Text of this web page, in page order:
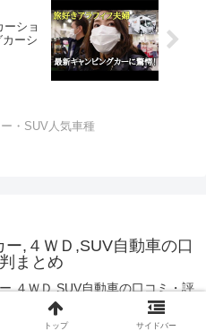
ーショ
ーシ
・SUV人気車種
,４ＷＤ,SUV自動車の口
まとめ
,４ＷＤ,SUV自動車の口コミ・評
トップ サイドバー